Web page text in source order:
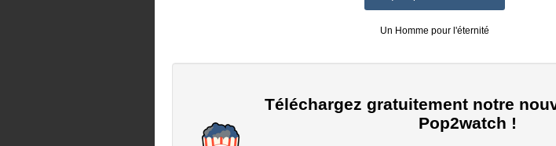
Un Homme pour l'éternité
Téléchargez gratuitement notre
Pop2watch !